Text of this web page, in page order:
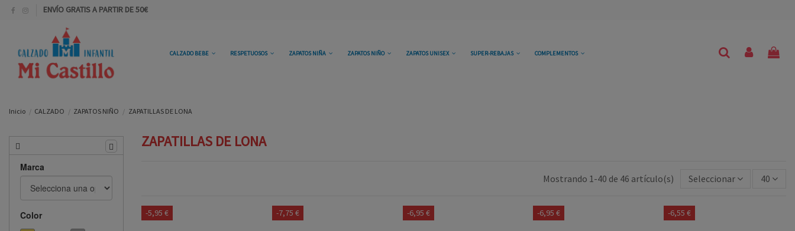
ENVÍO GRATIS A PARTIR DE 50€
CALZADO BEBE RESPETUOSOS ZAPATOS NIÑA ZAPATOS NIÑO ZAPATOS UNISEX SUPER-REBAJAS COMPLEMENTOS
Inicio CALZADO ZAPATOS NIÑO ZAPATILLAS DE LONA
ZAPATILLAS DE LONA
Mostrando 1-40 de 46 artículo(s) Seleccionar 40
-5,95 € -7,75 € -6,95 € -6,95 € -6,55 €
Marca
Color